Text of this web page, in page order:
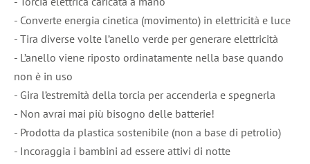
- Converte energia cinetica (movimento) in elettricità e luce
- Tira diverse volte l’anello verde per generare elettricità
- L’anello viene riposto ordinatamente nella base quando
non è in uso
- Gira l’estremità della torcia per accenderla e spegnerla
- Non avrai mai più bisogno delle batterie!
- Prodotta da plastica sostenibile (non a base di petrolio)
- Incoraggia i bambini ad essere attivi di notte